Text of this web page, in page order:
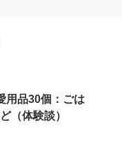
用品30個：ごは
（体験談）